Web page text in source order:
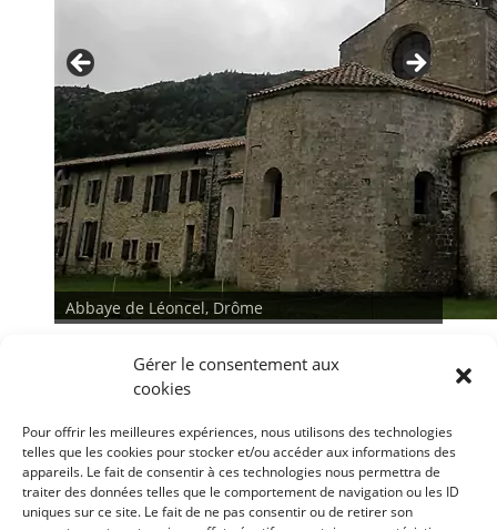
Gérer le consentement aux
cookies
Pour offrir les meilleures expériences, nous utilisons des technologies
telles que les cookies pour stocker et/ou accéder aux informations des
appareils. Le fait de consentir à ces technologies nous permettra de
traiter des données telles que le comportement de navigation ou les ID
uniques sur ce site. Le fait de ne pas consentir ou de retirer son
Abbaye de Léoncel, Drôme
< >